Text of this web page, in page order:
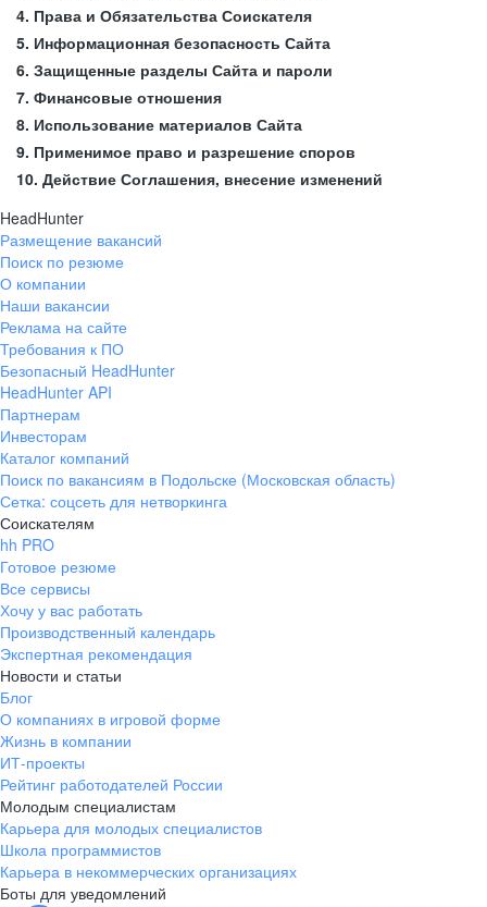
4. Права и Обязательства Соискателя
5. Информационная безопасность Сайта
6. Защищенные разделы Сайта и пароли
7. Финансовые отношения
8. Использование материалов Сайта
9. Применимое право и разрешение споров
10. Действие Соглашения, внесение изменений
HeadHunter
Размещение вакансий
Поиск по резюме
О компании
Наши вакансии
Реклама на сайте
Требования к ПО
Безопасный HeadHunter
HeadHunter API
Партнерам
Инвесторам
Каталог компаний
Поиск по вакансиям в Подольске (Московская область)
Сетка: соцсеть для нетворкинга
Соискателям
hh PRO
Готовое резюме
Все сервисы
Хочу у вас работать
Производственный календарь
Экспертная рекомендация
Новости и статьи
Блог
О компаниях в игровой форме
Жизнь в компании
ИТ-проекты
Рейтинг работодателей России
Молодым специалистам
Карьера для молодых специалистов
Школа программистов
Карьера в некоммерческих организациях
Боты для уведомлений